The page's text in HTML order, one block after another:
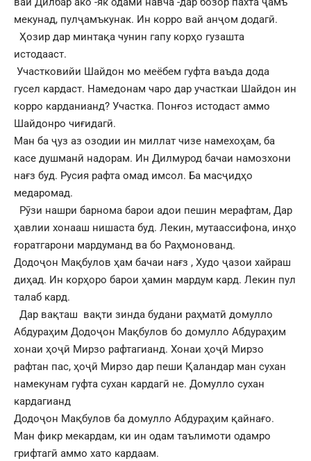
мекунад, пулҷамъкунак. Ин корро вай анҷом додагӣ.
Ҳозир дар минтақа чунин гапу корҳо гузашта
истодааст.
Участковийи Шайдон мо меёбем гуфта ваъда дода
гусел кардаст. Намедонам чаро дар участкаи Шайдон ин
корро карданианд? Участка. Понғоз истодаст аммо
Шайдонро чиғидагӣ.
Ман ба ҷуз аз озодии ин миллат чизе намехоҳам, ба
касе душманӣ надорам. Ин Дилмурод бачаи намозхони
нағз буд. Русия рафта омад имсол. Ба масҷидҳо
медаромад.
Рӯзи нашри барнома барои адои пешин мерафтам, Дар
ҳавлии хонааш нишаста буд. Лекин, мутаассифона, инҳо
ғоратгарони мардуманд ва бо Раҳмонованд.
Додоҷон Мақбулов ҳам бачаи нағз , Худо ҷазои хайраш
диҳад. Ин корҳоро барои ҳамин мардум кард. Лекин пул
талаб кард.
Дар вақташ вақти зинда будани раҳматӣ домулло
Абдураҳим Додоҷон Мақбулов бо домулло Абдураҳим
хонаи ҳоҷӣ Мирзо рафтагианд. Хонаи ҳоҷӣ Мирзо
рафтан пас, ҳоҷӣ Мирзо дар пеши Қаландар ман сухан
намекунам гуфта сухан кардагӣ не. Домулло сухан
кардагианд
Додоҷон Мақбулов ба домулло Абдураҳим қайнағо.
Ман фикр мекардам, ки ин одам таълимоти одамро
грифтагӣ аммо хато кардаам.